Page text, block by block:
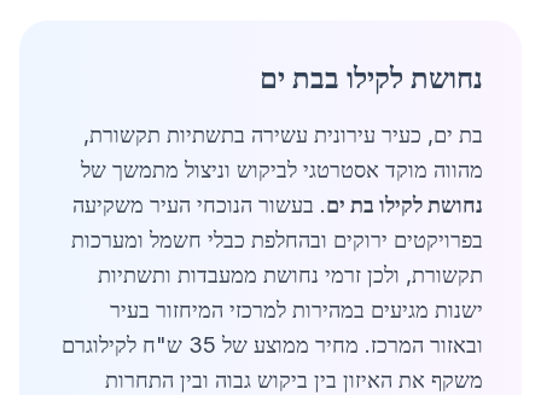
נחושת לקילו בבת ים
בת ים, כעיר עירונית עשירה בתשתיות תקשורת,
מהווה מוקד אסטרטגי לביקוש וניצול מתמשך של
נחושת לקילו בת ים. בעשור הנוכחי העיר משקיעה
בפרויקטים ירוקים ובהחלפת כבלי חשמל ומערכות
תקשורת, ולכן זרמי נחושת ממעבדות ותשתיות
ישנות מגיעים במהירות למרכזי המיחזור בעיר
ובאזור המרכז. מחיר ממוצע של 35 ש"ח לקילוגרם
משקף את האיזון בין ביקוש גבוה ובין התחרות